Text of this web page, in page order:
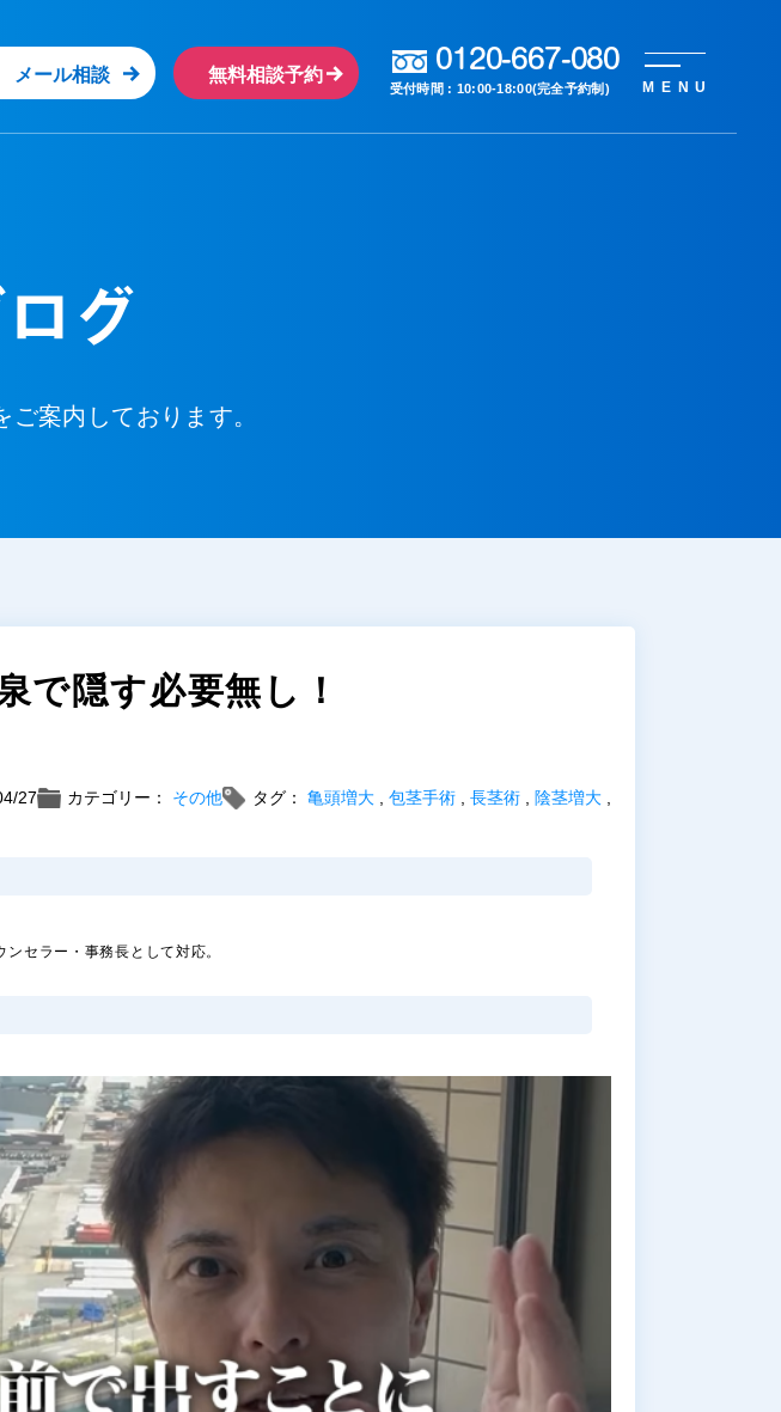
メール相談 無料相談予約
0120-667-080
受付時間 : 10:00-18:00(完全予約制) MENU
グ
案内しております。
で隠す必要無し！
27 カテゴリー： その他 タグ： 亀頭増大 包茎手術 長茎術 陰茎増大
セラー・事務長として対応。